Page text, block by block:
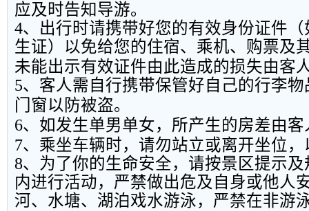
应及时告知导游。
4、出行时请携带好您的有效身份证件
生证）以免给您的住宿、乘机、购票及
未能出示有效证件由此造成的损失由客
5、客人需自行携带保管好自己的行李
门窗以防被盗。
6、如发生单男单女，所产生的房差由客
7、乘坐车辆时，请勿站立或离开坐位
8、为了你的生命安全，请按景区提示
内进行活动，严禁做出危及自身或他人
河、水塘、湖泊戏水游泳，严禁在非游